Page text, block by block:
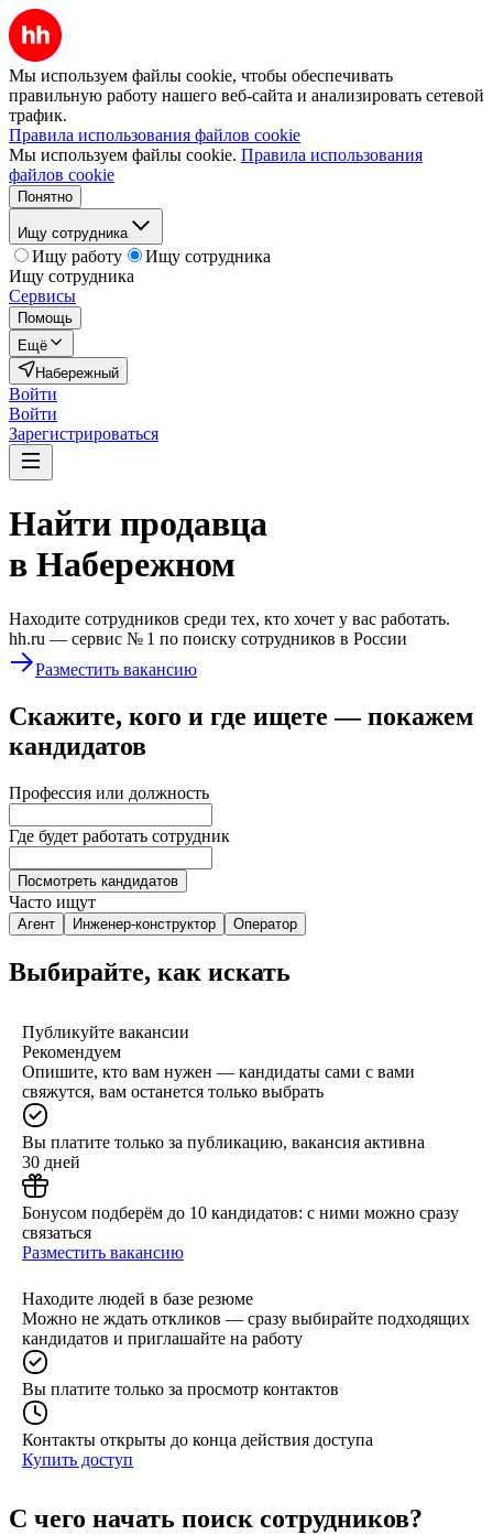
Мы используем файлы cookie, чтобы обеспечивать
правильную работу нашего веб-сайта и анализировать сетевой
трафик.
Правила использования файлов cookie
Мы используем файлы cookie. Правила использования
файлов cookie
Понятно
Ищу сотрудника
Ищу работу
Ищу сотрудника
Ищу сотрудника
Сервисы
Помощь
Ещё
Набережный
Войти
Войти
Зарегистрироваться
Найти продавца
в Набережном
Находите сотрудников среди тех, кто хочет у вас работать.
hh.ru — сервис № 1 по поиску сотрудников в России
Разместить вакансию
Скажите, кого и где ищете — покажем
кандидатов
Профессия или должность
Где будет работать сотрудник
Посмотреть кандидатов
Часто ищут
Агент Инженер-конструктор Оператор
Выбирайте, как искать
Публикуйте вакансии
Рекомендуем
Опишите, кто вам нужен — кандидаты сами с вами
свяжутся, вам останется только выбрать
Вы платите только за публикацию, вакансия активна
30 дней
Бонусом подберём до 10 кандидатов: с ними можно сразу
связаться
Разместить вакансию
Находите людей в базе резюме
Можно не ждать откликов — сразу выбирайте подходящих
кандидатов и приглашайте на работу
Вы платите только за просмотр контактов
Контакты открыты до конца действия доступа
Купить доступ
С чего начать поиск сотрудников?